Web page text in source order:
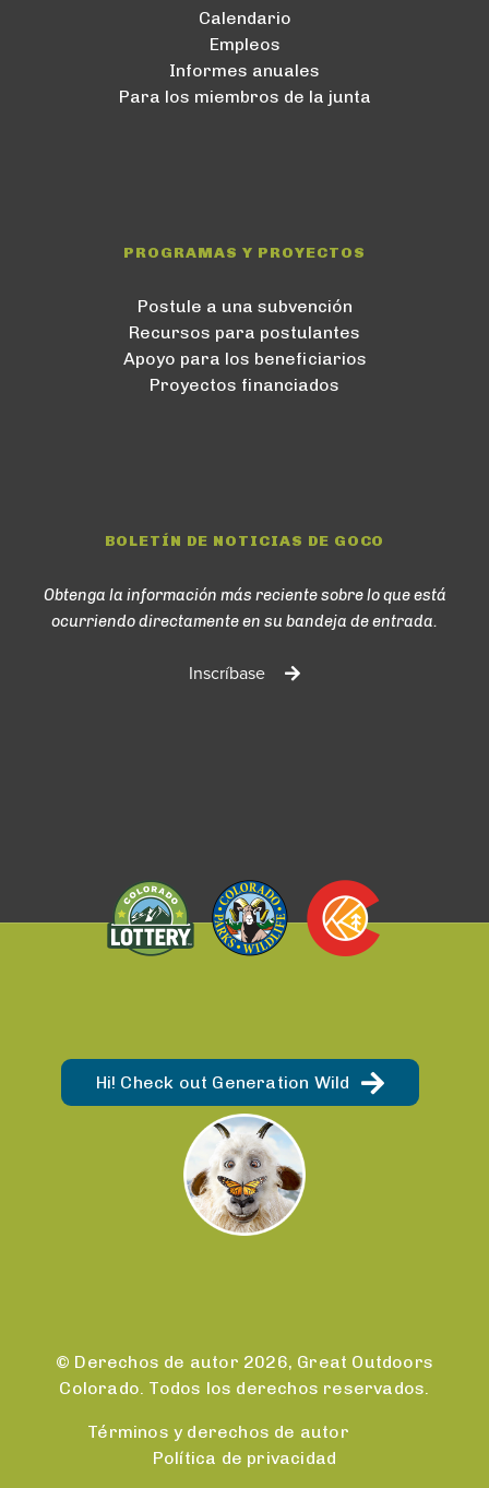
Calendario
Empleos
Informes anuales
Para los miembros de la junta
PROGRAMAS Y PROYECTOS
Postule a una subvención
Recursos para postulantes
Apoyo para los beneficiarios
Proyectos financiados
BOLETÍN DE NOTICIAS DE GOCO
Obtenga la información más reciente sobre lo que está
ocurriendo directamente en su bandeja de entrada.
Inscríbase
Hi! Check out Generation Wild
© Derechos de autor 2026, Great Outdoors
Colorado. Todos los derechos reservados.
Términos y derechos de autor
Política de privacidad